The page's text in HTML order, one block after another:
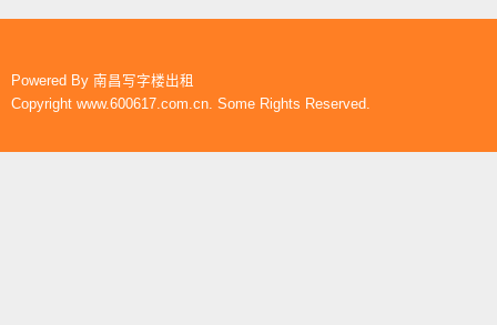
Powered By 南昌写字楼出租
Copyright www.600617.com.cn. Some Rights Reserved.